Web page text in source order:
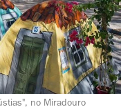
no Miradouro